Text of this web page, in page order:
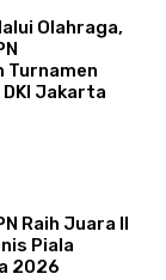
Olahraga,
Turnamen
Jakarta
Raih Juara II
Piala
2026